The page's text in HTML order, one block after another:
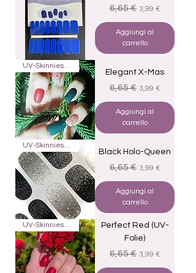
Prezzo regolare
6,65 € Prezzo scontato
3,99 €
Aggiungi al
carrello
UV-Skinnies16
Elegant X-Mas
Prezzo regolare
6,65 € Prezzo scontato
3,99 €
Aggiungi al
carrello
UV-Skinnies16
Black Holo-Queen
Prezzo regolare
6,65 € Prezzo scontato
3,99 €
Aggiungi al
carrello
UV-Skinnies16
Perfect Red (UV-
Folie)
Prezzo regolare
6,65 € Prezzo scontato
3,99 €